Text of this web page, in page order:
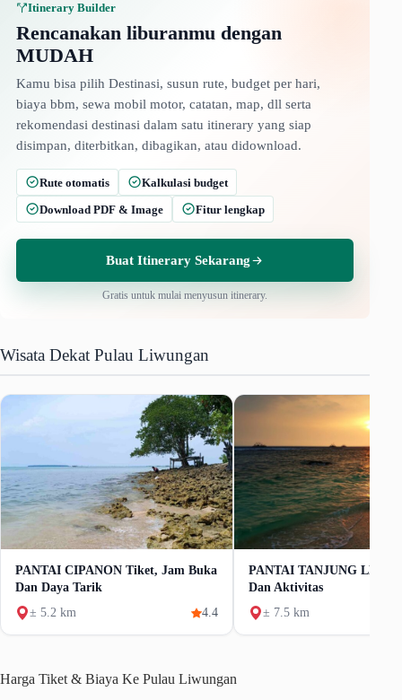
Itinerary Builder
Rencanakan liburanmu dengan
MUDAH
Kamu bisa pilih Destinasi, susun rute, budget per hari,
biaya bbm, sewa mobil motor, catatan, map, dll serta
rekomendasi destinasi dalam satu itinerary yang siap
disimpan, diterbitkan, dibagikan, atau didownload.
Rute otomatis
Kalkulasi budget
Download PDF & Image
Fitur lengkap
Buat Itinerary Sekarang
Gratis untuk mulai menyusun itinerary.
Wisata Dekat Pulau Liwungan
PANTAI CIPANON Tiket, Jam Buka
Dan Daya Tarik
± 5.2 km
4.4
PANTAI TANJUNG
Dan Aktivitas
± 7.5 km
Harga Tiket & Biaya Ke Pulau Liwungan